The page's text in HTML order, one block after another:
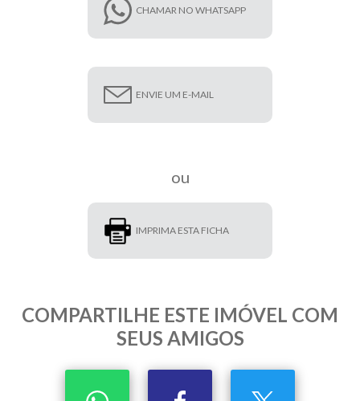
CHAMAR NO WHATSAPP
ENVIE UM E-MAIL
ou
IMPRIMA ESTA FICHA
COMPARTILHE ESTE IMÓVEL COM
SEUS AMIGOS